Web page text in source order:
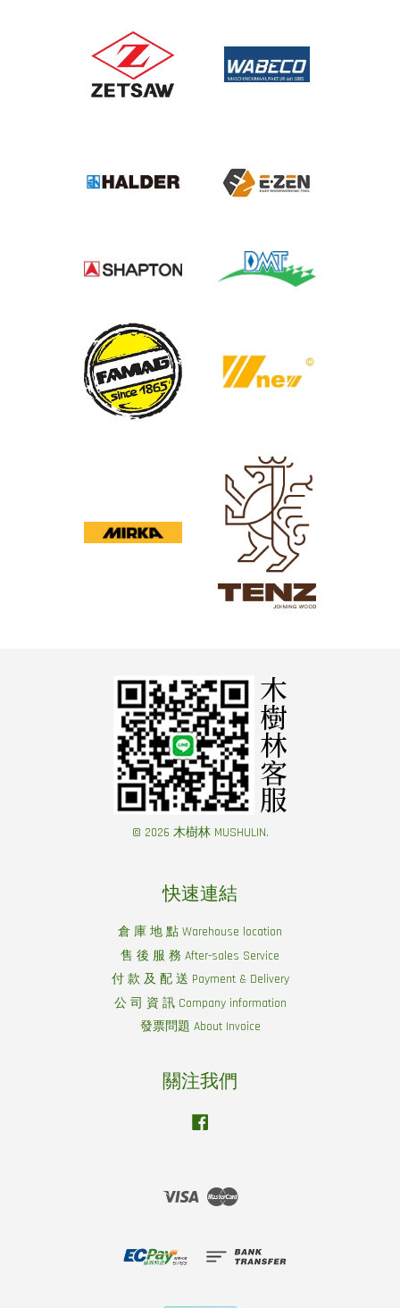
© 2026 木樹林 MUSHULIN.
快速連結
倉 庫 地 點 Warehouse location
售 後 服 務 After-sales Service
付 款 及 配 送 Payment & Delivery
公 司 資 訊 Company information
發票問題 About Invoice
關注我們
Visa Master